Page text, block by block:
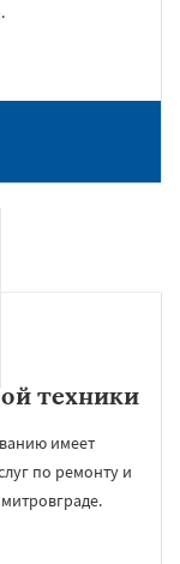
техники
имеет
по ремонту и